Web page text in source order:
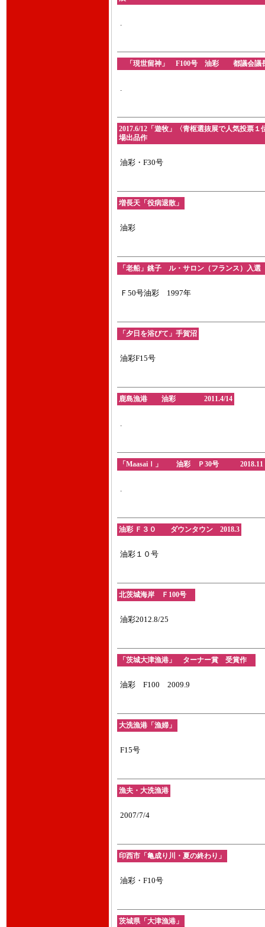
.
「現世留神」 F100号 油彩 都議会議
.
2017.6/12「遊牧」〈青枢選抜展で人気投
場出品作
油彩・F30号
増長天「役病退散」
油彩
「老船」銚子 ル・サロン（フランス）入
Ｆ50号油彩 1997年
「夕日を浴びて」手賀沼
油彩F15号
鹿島漁港 油彩 2011.4/14
.
「MaasaiⅠ」 油彩 Ｐ30号 2018.11
.
油彩 Ｆ３０ ダウンタウン 2018.3
油彩１０号
北茨城海岸 Ｆ100号
油彩2012.8/25
「茨城大津漁港」 ターナー賞 受賞作
油彩 F100 2009.9
大洗漁港「漁婦」
F15号
漁夫・大洗漁港
2007/7/4
印西市「亀成り川・夏の終わり」
油彩・F10号
茨城県「大津漁港」